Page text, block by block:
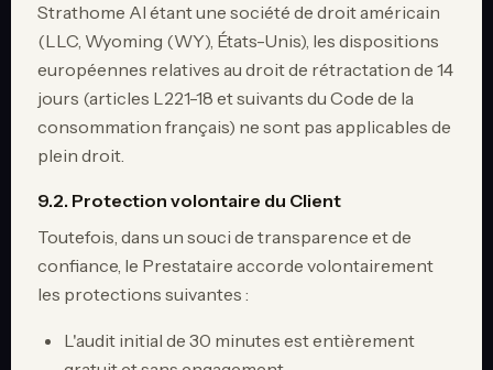
Strathome AI étant une société de droit américain
(LLC, Wyoming (WY), États-Unis), les dispositions
européennes relatives au droit de rétractation de 14
jours (articles L221-18 et suivants du Code de la
consommation français) ne sont pas applicables de
plein droit.
9.2. Protection volontaire du Client
Toutefois, dans un souci de transparence et de
confiance, le Prestataire accorde volontairement
les protections suivantes :
L'audit initial de 30 minutes est entièrement